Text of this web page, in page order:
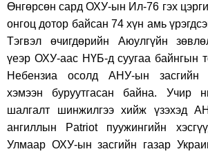
Өнгөрсөн сард ОХУ-ын Ил-76 гэх
онгоц дотор байсан 74 хүн амь
Тэгвэл өчигдөрийн Аюулгүйн
үеэр ОХУ-аас НҮБ-д суугаа байнгын
Небензиа осолд АНУ-ын засгийн
хэмээн буруутгасан байна. Учир
шалгалт шинжилгээ хийж үзэхэд
ангиллын Patriot пуужингийн
Улмаар ОХУ-ын засгийн газар